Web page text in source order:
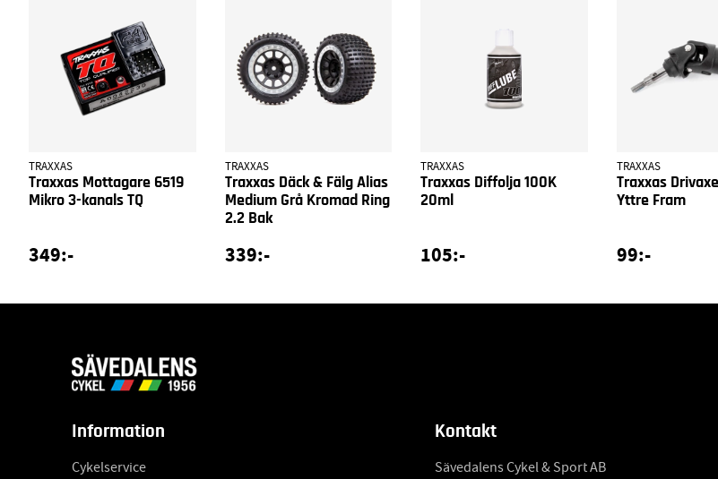
TRAXXAS
Traxxas Mottagare 6519
Mikro 3-kanals TQ
349:-
TRAXXAS
Traxxas Däck & Fälg Alias
Medium Grå Kromad Ring
2.2 Bak
339:-
TRAXXAS
Traxxas Diffolja 100K
20ml
105:-
TRAXXAS
Traxxas
Yttre Fram
99:-
Information
Cykelservice
Kontakt
Sävedalens Cykel & Sport AB